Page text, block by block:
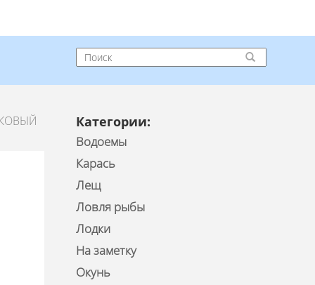
Категории:
Водоемы
Карась
Лещ
Ловля рыбы
Лодки
На заметку
Окунь